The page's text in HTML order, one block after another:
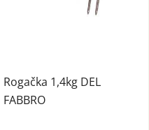
Rogačka 1,4kg DEL
FABBRO